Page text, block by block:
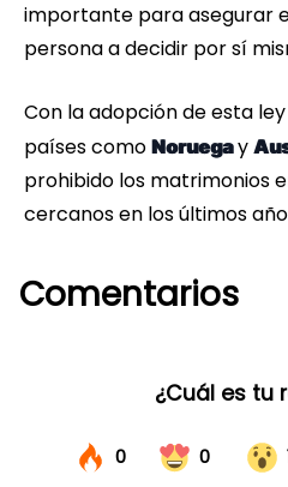
importante para asegurar
persona a decidir por sí
Con la adopción de esta ley
países como Noruegay
prohibido los matrimonios
cercanos en los últimos
Comentarios